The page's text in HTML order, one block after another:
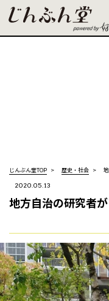
じんぶん堂TOP 歴史・社会
2020.05.13
地方自治の研究者